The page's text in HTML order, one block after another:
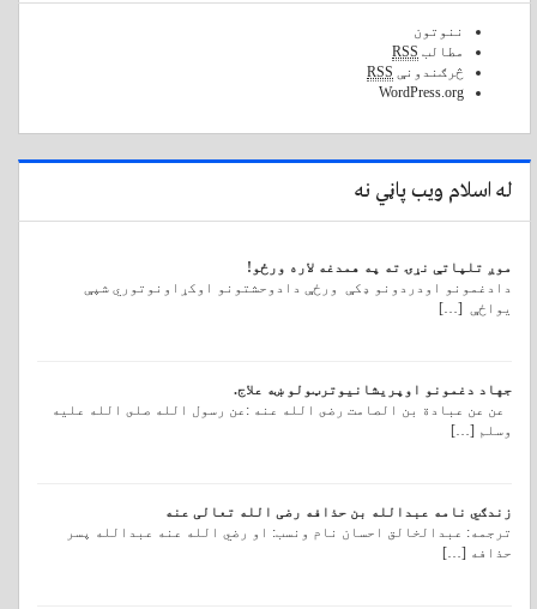
ننوتون
مطالب RSS
څرګندونې RSS
WordPress.org
له اسلام ویب پاڼي نه
موږ تلپاتې نړۍ ته په همدغه لاره ورځو!
دادغمونو اودردونو ډکې ورځې دادوحشتونو اوکړاونوتوري شپې
یواځې […]
جهاد دغمونو اوپريشانيوترټولو ښه علاج.
عن عن عبادة بن الصامت رضى الله عنه :عن رسول الله صلى الله عليه
وسلم […]
زندګي نامه عبدالله بن حذافه رضی الله تعالی عنه
ترجمه: عبدالخالق احسان نام ونسب: او رضي الله عنه عبدالله پسر
حذافه […]